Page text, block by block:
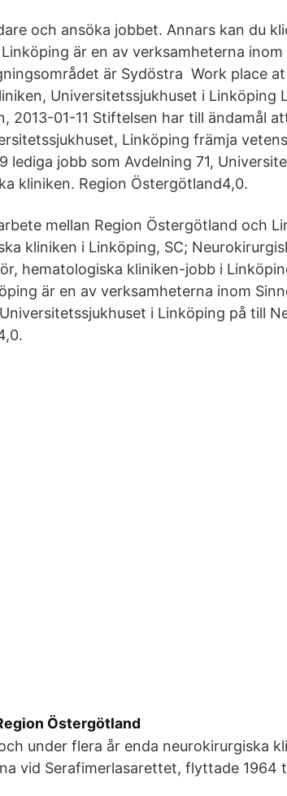
och ansöka jobbet. Annars kan du
är en av verksamheterna
är Sydöstra Work place
Universitetssjukhuset i Linköping
2013-01-11 Stiftelsen har till ändamål
Linköping främja
jobb som Avdelning 71,
kliniken. Region Östergötland4,0.
mellan Region Östergötland och
kliniken i Linköping, SC;
hematologiska kliniken-jobb i
är en av verksamheterna inom
i Linköping på till
Östergötland
under flera år enda neurokirurgiska
vid Serafimerlasarettet, flyttade 1964